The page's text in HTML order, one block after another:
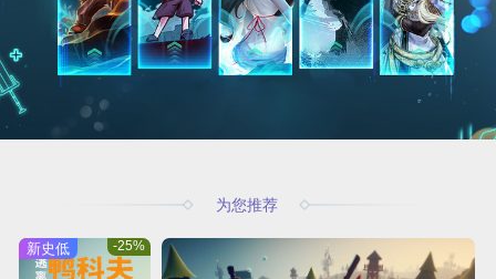
为您推荐
新史低 -25%